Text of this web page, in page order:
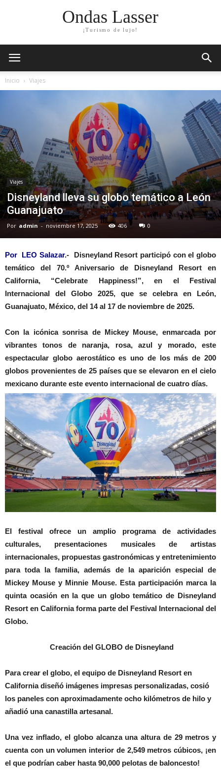
Ondas Lasser
¡Turismo de lujo!
Inicio Viajes
Viajes
Disneyland lleva su globo temático a León
Guanajuato
Por admin - noviembre 17, 2025 406 0
Por LEO Salazar.- Disneyland Resort participó con el globo
temático del 70.º Aniversario de Disneyland Resort en
California, “Celebrate Happiness!”, en el Festival
Internacional del Globo 2025, que se celebra en León,
Guanajuato, México, del 14 al 17 de noviembre de 2025.
Con la icónica sonrisa de Mickey Mouse, enmarcada por
vibrantes tonos de naranja, rosa, azul y morado, este
espectacular globo aerostático es uno de los más de 200
globos provenientes de 25 países que se elevaron en el cielo
mexicano durante este evento internacional de cuatro días.
El festival ofrece un amplio programa de actividades
culturales, presentaciones musicales de artistas
internacionales, propuestas gastronómicas y entretenimiento
para toda la familia, además de la aparición especial de
Mickey Mouse y Minnie Mouse. Esta participación marca la
quinta ocasión en la que un globo temático de Disneyland
Resort en California forma parte del Festival Internacional del
Globo.
Creación del GLOBO de Disneyland
Para crear el globo, el equipo de Disneyland Resort en
California diseñó imágenes impresas personalizadas, cosió
los paneles con aproximadamente ocho kilómetros de hilo y
añadió una canastilla artesanal.
Una vez inflado, el globo alcanza una altura de 29 metros y
cuenta con un volumen interior de 2,549 metros cúbicos, ¡en
el que podrían caber hasta 90,000 pelotas de baloncesto!